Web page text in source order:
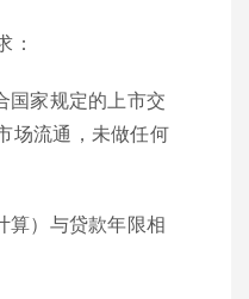
：
国家规定的上市交
场流通，未做任何
算）与贷款年限相